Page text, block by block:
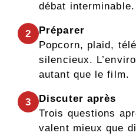
débat interminable.
2
Préparer
Popcorn, plaid,
silencieux.
autant que le film.
3
Discuter après
Trois questions
valent mieux que